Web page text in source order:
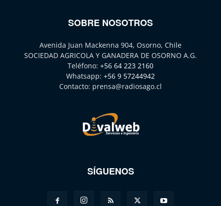
SOBRE NOSOTROS
Avenida Juan Mackenna 904, Osorno, Chile
SOCIEDAD AGRICOLA Y GANADERA DE OSORNO A.G.
Teléfono: +56 64 223 2160
Whatsapp: +56 9 57244942
Contacto: prensa@radiosago.cl
SÍGUENOS